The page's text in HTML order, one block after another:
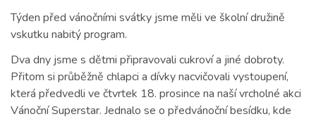
Týden před vánočními svátky jsme měli ve školní družině
vskutku nabitý program.
Dva dny jsme s dětmi připravovali cukroví a jiné dobroty.
Přitom si průběžně chlapci a dívky nacvičovali vystoupení,
která předvedli ve čtvrtek 18. prosince na naší vrcholné akci
Vánoční Superstar. Jednalo se o předvánoční besídku, kde